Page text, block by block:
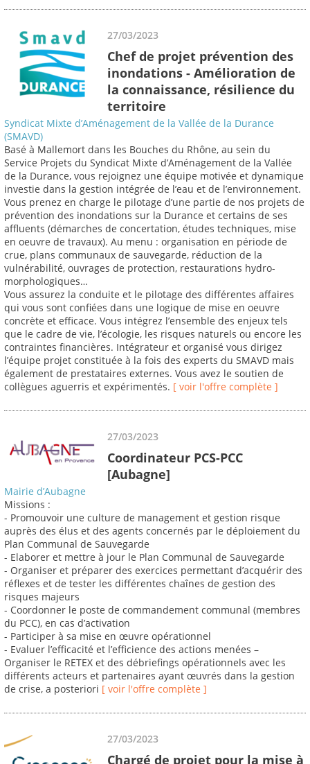
27/03/2023
Chef de projet prévention des
inondations - Amélioration de
la connaissance, résilience du
territoire
Syndicat Mixte d’Aménagement de la Vallée de la Durance
(SMAVD)
Basé à Mallemort dans les Bouches du Rhône, au sein du
Service Projets du Syndicat Mixte d’Aménagement de la Vallée
de la Durance, vous rejoignez une équipe motivée et dynamique
investie dans la gestion intégrée de l’eau et de l’environnement.
Vous prenez en charge le pilotage d’une partie de nos projets de
prévention des inondations sur la Durance et certains de ses
affluents (démarches de concertation, études techniques, mise
en oeuvre de travaux). Au menu : organisation en période de
crue, plans communaux de sauvegarde, réduction de la
vulnérabilité, ouvrages de protection, restaurations hydro-
morphologiques…
Vous assurez la conduite et le pilotage des différentes affaires
qui vous sont confiées dans une logique de mise en oeuvre
concrète et efficace. Vous intégrez l’ensemble des enjeux tels
que le cadre de vie, l’écologie, les risques naturels ou encore les
contraintes financières. Intégrateur et organisé vous dirigez
l’équipe projet constituée à la fois des experts du SMAVD mais
également de prestataires externes. Vous avez le soutien de
collègues aguerris et expérimentés. [ voir l'offre complète ]
27/03/2023
Coordinateur PCS-PCC
[Aubagne]
Mairie d’Aubagne
Missions :
- Promouvoir une culture de management et gestion risque
auprès des élus et des agents concernés par le déploiement du
Plan Communal de Sauvegarde
- Elaborer et mettre à jour le Plan Communal de Sauvegarde
- Organiser et préparer des exercices permettant d’acquérir des
réflexes et de tester les différentes chaînes de gestion des
risques majeurs
- Coordonner le poste de commandement communal (membres
du PCC), en cas d’activation
- Participer à sa mise en œuvre opérationnel
- Evaluer l’efficacité et l’efficience des actions menées –
Organiser le RETEX et des débriefings opérationnels avec les
différents acteurs et partenaires ayant œuvrés dans la gestion
de crise, a posteriori [ voir l'offre complète ]
27/03/2023
Chargé de projet pour la mise à